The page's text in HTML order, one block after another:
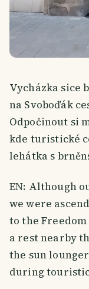
Vycházka sice
na Svoboďák
Odpočinout si
kde turistické
lehátka s
EN: Although
we were
to the
a rest nearby
the sun
during touristic